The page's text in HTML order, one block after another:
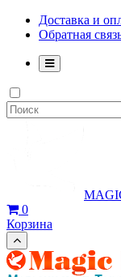
Доставка и
Обратная
0
Корзина